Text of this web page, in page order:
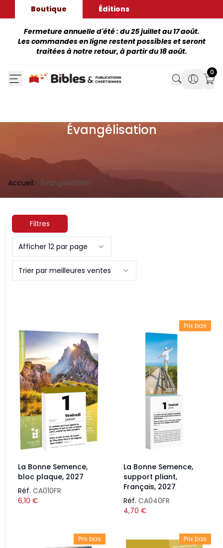
Boutique Éditions
Fermeture annuelle d'été : du 25 juillet au 17 août.
Les commandes en ligne restent possibles et seront
traitées à notre retour, à partir du 18 août.
Search
Search
0
Évangélisation
Accueil Évangélisation
Filtres
Afficher 12 par page
Trier par meilleures ventes
La Bonne Semence,
bloc plaque, 2027
Réf. CA010FR
6,10 €
Prix bas
La Bonne Semence,
support pliant,
Français, 2027
Réf. CA040FR
4,70 €
Prix bas Prix bas